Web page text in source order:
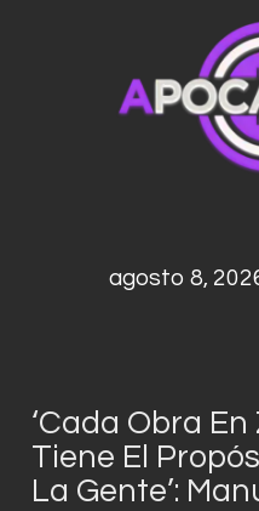
agosto 8,
‘Cada Obra
Tiene El
La Gente’: